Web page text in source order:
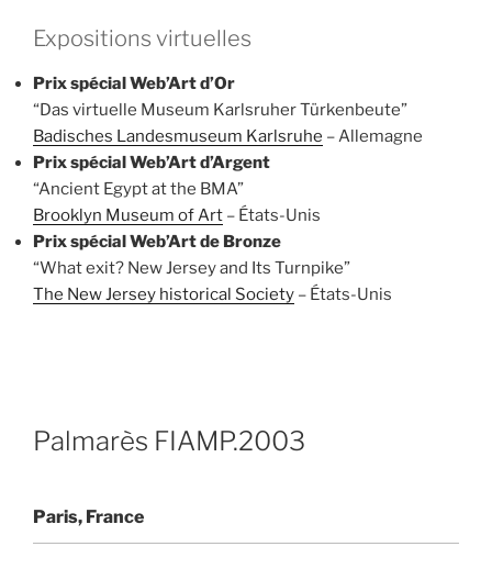
Expositions virtuelles
Prix spécial Web’Art d’Or
“Das virtuelle Museum Karlsruher Türkenbeute”
Badisches Landesmuseum Karlsruhe – Allemagne
Prix spécial Web’Art d’Argent
“Ancient Egypt at the BMA”
Brooklyn Museum of Art – États-Unis
Prix spécial Web’Art de Bronze
“What exit? New Jersey and Its Turnpike”
The New Jersey historical Society – États-Unis
Palmarès FIAMP.2003
Paris, France